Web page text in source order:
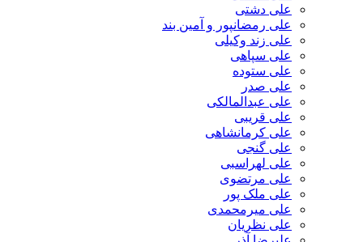
علی دشتی
علی رمضانپور و آمین بند
علی زند وکیلی
علی سپاهی
علی ستوده
علی صدر
علی عبدالمالکی
علی قریبی
علی کرمانشاهی
علی گنجی
علی لهراسبی
علی مرتضوی
علی ملک پور
علی میرمحمدی
علی نظریان